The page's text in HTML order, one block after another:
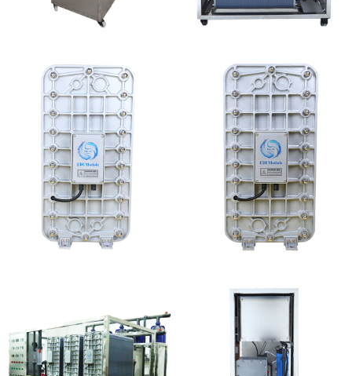
全封闭EDI超纯水处理设
备
MK-TC500 EDI设备维
修
MK-TC500 EDI模块 MK-TC50 EDI模块